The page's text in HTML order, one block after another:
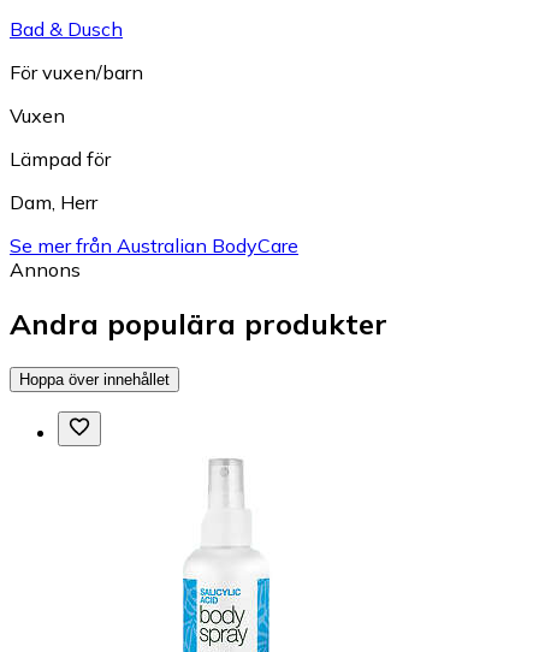
Bad & Dusch
För vuxen/barn
Vuxen
Lämpad för
Dam, Herr
Se mer från Australian BodyCare
Annons
Andra populära produkter
Hoppa över innehållet